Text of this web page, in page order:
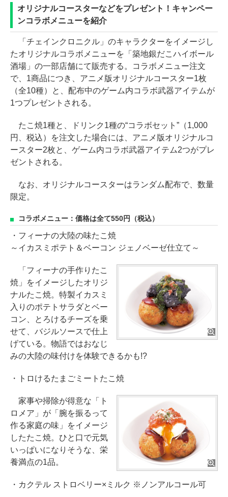
オリジナルコースターなどをプレゼント！キャンペー
ンコラボメニューを紹介
「チェインクロニクル」のキャラクターをイメージし
たオリジナルコラボメニューを「築地銀だこハイボール
酒場」の一部店舗にて販売する。コラボメニュー注文
で、1商品につき、アニメ版オリジナルコースター1枚
（全10種）と、配布中のゲーム内コラボ武器アイテムが
1つプレゼントされる。
たこ焼1種と、ドリンク1種の“コラボセット”（1,000
円、税込）を注文した場合には、アニメ版オリジナルコ
ースター2枚と、ゲーム内コラボ武器アイテム2つがプレ
ゼントされる。
なお、オリジナルコースターはランダム配布で、数量
限定。
コラボメニュー：価格は全て550円（税込）
・フィーナの大陸の味たこ焼
～イカスミポテト＆ベーコン ジェノベーゼ仕立て～
「フィーナの手作りたこ
焼」をイメージしたオリジ
ナルたこ焼。特製イカスミ
入りのポテトサラダとベー
コン、とろけるチーズを乗
せて、バジルソースで仕上
げている。物語ではおなじ
みの大陸の味付けを体験できるかも!?
・トロけるたまごミートたこ焼
家事や掃除が得意な「ト
ロメア」が「腕を振るって
作る家庭の味」をイメージ
したたこ焼。ひと口で元気
いっぱいになりそうな、栄
養満点の1品。
・カクテル ストロベリー×ミルク ※ノンアルコール可